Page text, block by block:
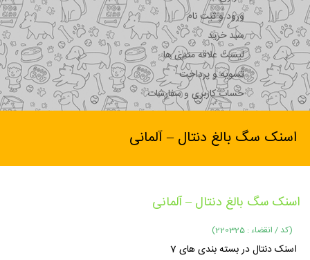
ورود و ثبت نام
سبد خرید
لیست علاقه مندی ها
تسویه و پرداخت
حساب کاربری و سفارشات
اسنک سگ بالغ دنتال – آلمانی
اسنک سگ بالغ دنتال – آلمانی
(کد / انقضاء : 220325)
اسنک دنتال در بسته بندی های 7